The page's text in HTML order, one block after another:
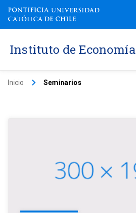
Instituto de Economía
Inicio keyboard_arrow_right Seminarios